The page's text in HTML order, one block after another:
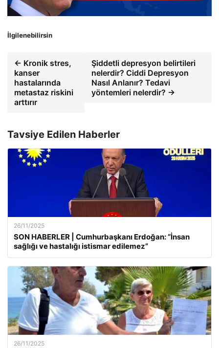
İlgilenebilirsin
← Kronik stres,
kanser
hastalarında
metastaz riskini
arttırır
Şiddetli depresyon belirtileri
nelerdir? Ciddi Depresyon
Nasıl Anlanır? Tedavi
yöntemleri nelerdir? →
Tavsiye Edilen Haberler
26/11/2025
SON HABERLER | Cumhurbaşkanı Erdoğan: “İnsan
sağlığı ve hastalığı istismar edilemez”
26/11/2025